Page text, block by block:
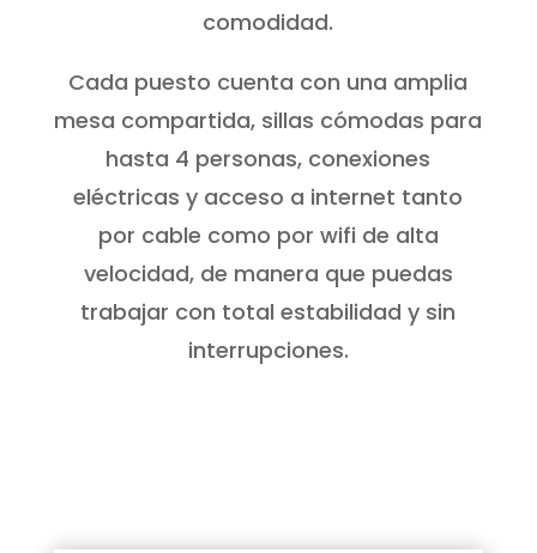
comodidad.
Cada puesto cuenta con una amplia
mesa compartida, sillas cómodas para
hasta 4 personas, conexiones
eléctricas y acceso a internet tanto
por cable como por wifi de alta
velocidad, de manera que puedas
trabajar con total estabilidad y sin
interrupciones.